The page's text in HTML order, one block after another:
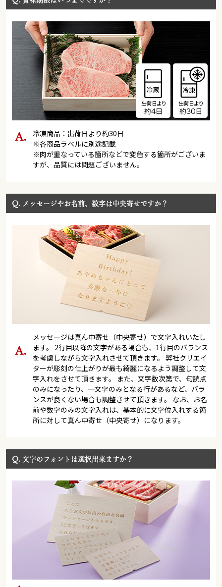
冷凍商品：出荷日より約30日
※各商品ラベルに別途記載
※肉が重なっている箇所などで変色する箇所がございま
すが、品質には問題ございません。
Q. メッセージやお名前、数字は中央寄せですか？
メッセージは真ん中寄せ（中央寄せ）で文字入れいたし
ます。 2行目以降の文字がある場合も、1行目のバランス
を考慮しながら文字入れさせて頂きます。 弊社クリエイ
ターが彫刻の仕上がりが最も綺麗になるよう調整して文
字入れをさせて頂きます。 また、文字数次第で、句読点
のみになったり、一文字のみとなる行があるなど、バラ
ンスが良くない場合も調整させて頂きます。 なお、お名
前や数字のみの文字入れは、基本的に文字位入れする箇
所に対して真ん中寄せ（中央寄せ）になります。
Q. 文字のフォントは選択出来ますか？